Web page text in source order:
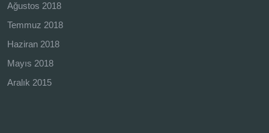
Ağustos 2018
Temmuz 2018
Haziran 2018
Mayıs 2018
Aralık 2015